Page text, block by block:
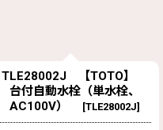
TLE28002J 【TOTO】
台付自動水栓（単水栓、
AC100V）
[TLE28002J]